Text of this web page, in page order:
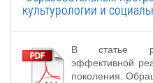
культурологии и
В статье
эффективной
поколения.